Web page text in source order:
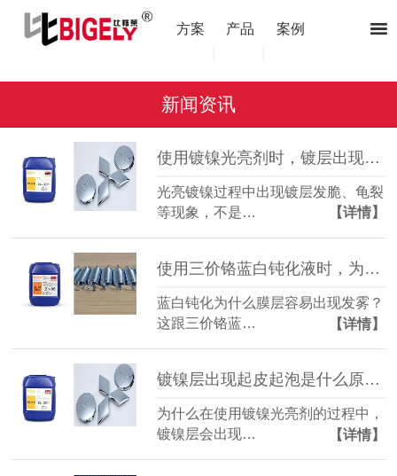
方案 产品 案例
新闻资讯
使用镀镍光亮剂时，镀层出现发脆、龟裂是什么原因？
光亮镀镍过程中出现镀层发脆、龟裂
等现象，不是…
【详情】
使用三价铬蓝白钝化液时，为什么膜层容易出现发雾？
蓝白钝化为什么膜层容易出现发雾？
这跟三价铬蓝…
【详情】
镀镍层出现起皮起泡是什么原因？（镀镍光亮剂）
为什么在使用镀镍光亮剂的过程中，
镀镍层会出现…
【详情】